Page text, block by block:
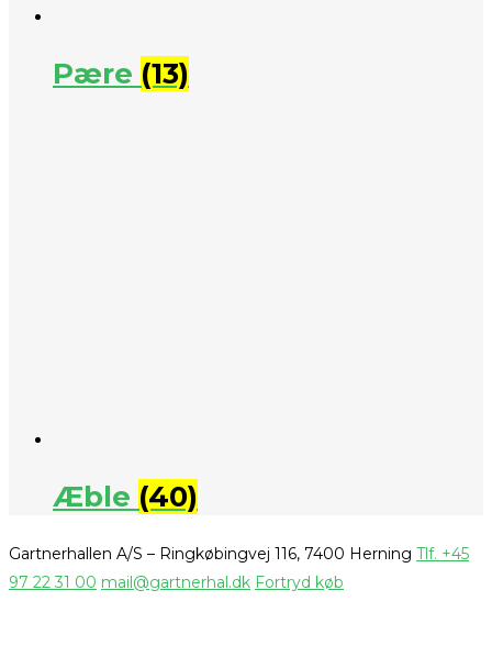
Pære (13)
Æble (40)
Gartnerhallen A/S – Ringkøbingvej 116, 7400 Herning Tlf. +45
97 22 31 00 mail@gartnerhal.dk Fortryd køb